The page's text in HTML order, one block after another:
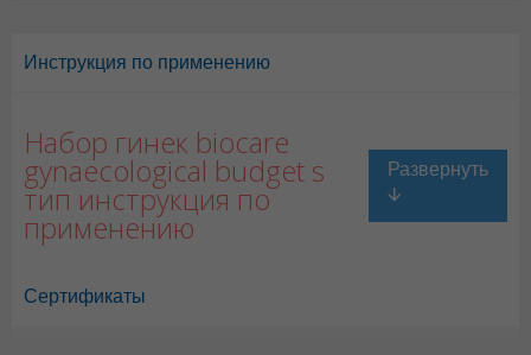
Инструкция по применению
Набор гинек biocare
gynaecological budget s
тип инструкция по
применению
Сертификаты